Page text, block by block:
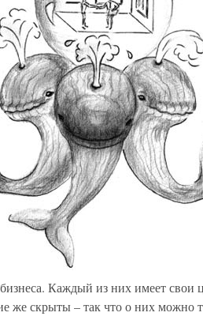
Каждый из них имеет свои
же скрыты – так что о них можно